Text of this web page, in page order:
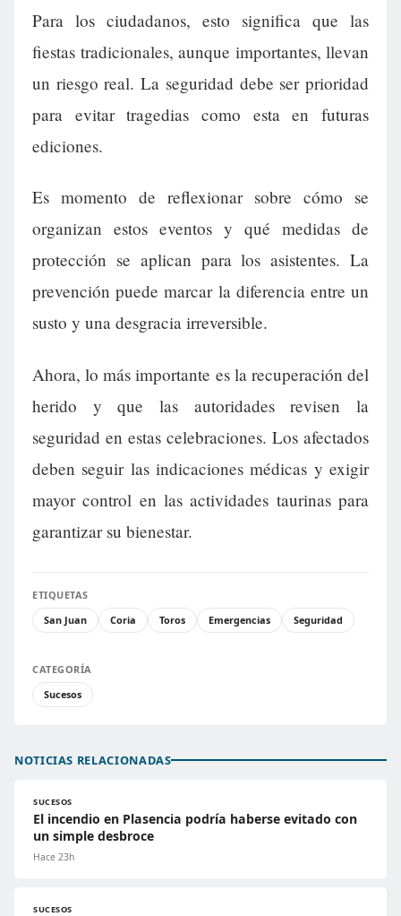
Para los ciudadanos, esto significa que las
fiestas tradicionales, aunque importantes, llevan
un riesgo real. La seguridad debe ser prioridad
para evitar tragedias como esta en futuras
ediciones.
Es momento de reflexionar sobre cómo se
organizan estos eventos y qué medidas de
protección se aplican para los asistentes. La
prevención puede marcar la diferencia entre un
susto y una desgracia irreversible.
Ahora, lo más importante es la recuperación del
herido y que las autoridades revisen la
seguridad en estas celebraciones. Los afectados
deben seguir las indicaciones médicas y exigir
mayor control en las actividades taurinas para
garantizar su bienestar.
ETIQUETAS
San Juan
Coria Toros Emergencias Seguridad
CATEGORÍA
Sucesos
NOTICIAS RELACIONADAS
SUCESOS
El incendio en Plasencia podría haberse evitado con
un simple desbroce
Hace 23h
SUCESOS